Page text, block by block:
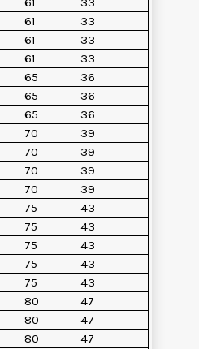
61
33
61
33
61
33
65
36
65
36
65
36
70
39
70
39
70
39
70
39
75
43
75
43
75
43
75
43
75
43
80
47
80
47
80
47